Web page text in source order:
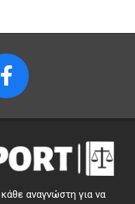
αναγνώστη για να